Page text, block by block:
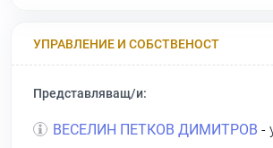
УПРАВЛЕНИЕ И СОБСТВЕНОСТ
Представляващ/и:
ВЕСЕЛИН ПЕТКОВ ДИМИТРОВ -